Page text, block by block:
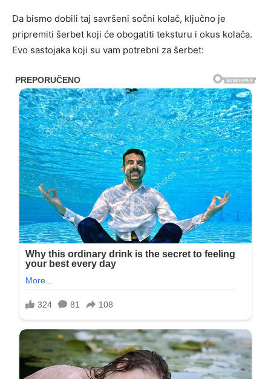
Da bismo dobili taj savršeni sočni kolač, ključno je
pripremiti šerbet koji će obogatiti teksturu i okus kolača.
Evo sastojaka koji su vam potrebni za šerbet: